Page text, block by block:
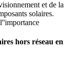
et de la
solaires.
hors réseau en